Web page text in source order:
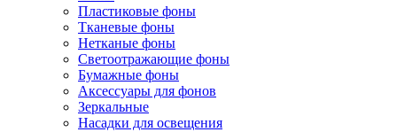
Пластиковые фоны
Тканевые фоны
Нетканые фоны
Светоотражающие фоны
Бумажные фоны
Аксессуары для фонов
Зеркальные
Насадки для освещения